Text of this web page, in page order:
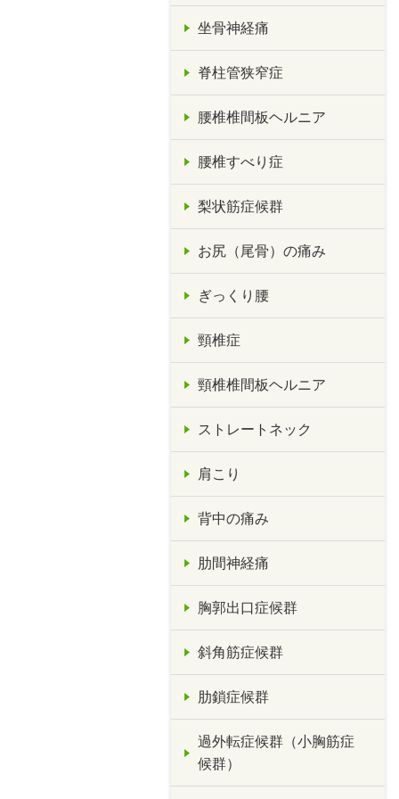
坐骨神経痛
脊柱管狭窄症
腰椎椎間板ヘルニア
腰椎すべり症
梨状筋症候群
お尻（尾骨）の痛み
ぎっくり腰
頸椎症
頸椎椎間板ヘルニア
ストレートネック
肩こり
背中の痛み
肋間神経痛
胸郭出口症候群
斜角筋症候群
肋鎖症候群
過外転症候群（小胸筋症
候群）